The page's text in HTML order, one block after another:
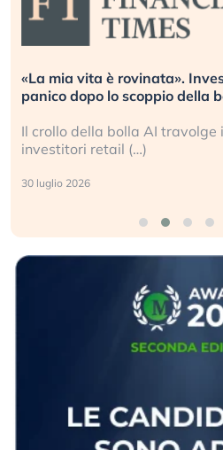
«La mia vita è rovinata».
panico dopo lo scoppio della
Il crollo della bolla AI travolge
investitori retail (…)
30 luglio 2026